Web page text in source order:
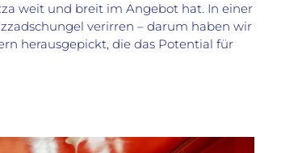
weit und breit im Angebot hat. In einer
verirren – darum haben wir
herausgepickt, die das Potential für